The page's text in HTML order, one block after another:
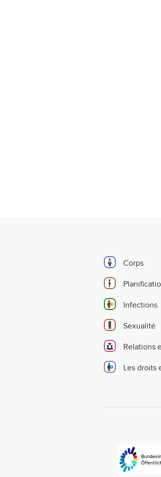
Corps
Infections
Sexualité
Relations
Les droits